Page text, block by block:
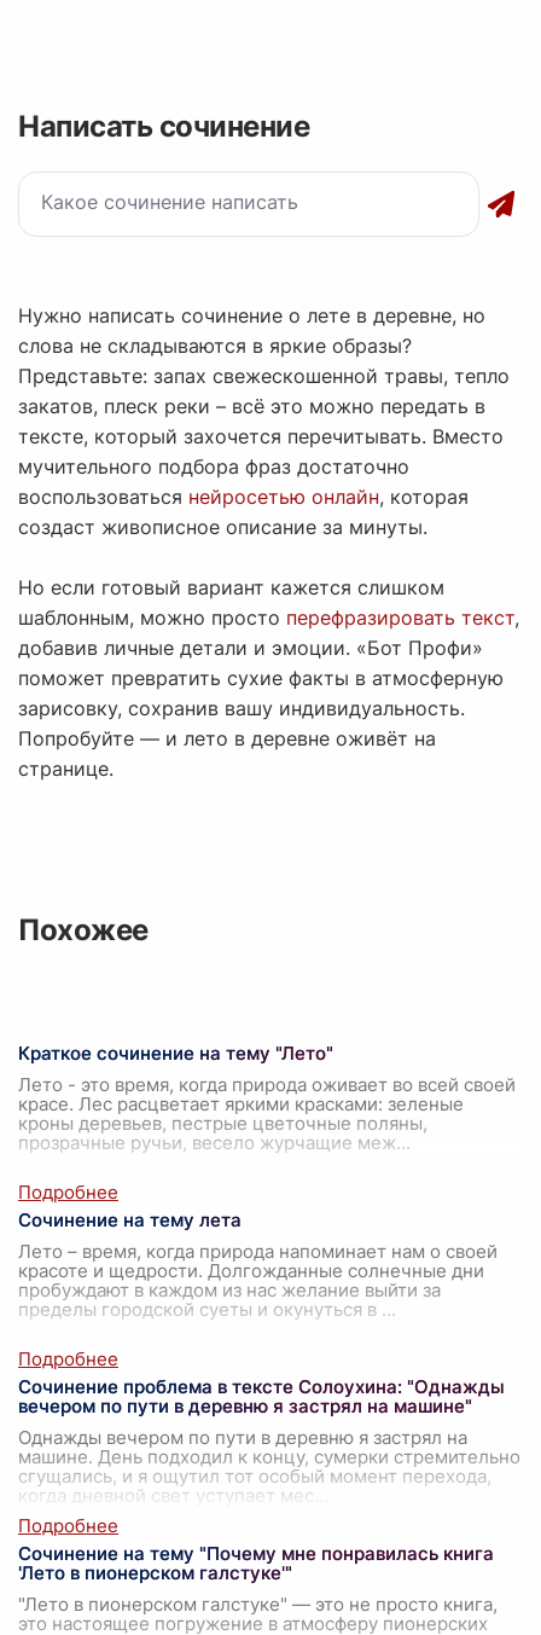
Написать сочинение
Нужно написать сочинение о лете в деревне, но
слова не складываются в яркие образы?
Представьте: запах свежескошенной травы, тепло
закатов, плеск реки – всё это можно передать в
тексте, который захочется перечитывать. Вместо
мучительного подбора фраз достаточно
воспользоваться нейросетью онлайн, которая
создаст живописное описание за минуты.
Но если готовый вариант кажется слишком
шаблонным, можно просто перефразировать текст,
добавив личные детали и эмоции. «Бот Профи»
поможет превратить сухие факты в атмосферную
зарисовку, сохранив вашу индивидуальность.
Попробуйте — и лето в деревне оживёт на
странице.
Похожее
Краткое сочинение на тему "Лето"
Лето - это время, когда природа оживает во всей своей
красе. Лес расцветает яркими красками: зеленые
кроны деревьев, пестрые цветочные поляны,
прозрачные ручьи, весело журчащие меж...
Сочинение на тему лета
Лето – время, когда природа напоминает нам о своей
красоте и щедрости. Долгожданные солнечные дни
пробуждают в каждом из нас желание выйти за
пределы городской суеты и окунуться в ...
Сочинение проблема в тексте Солоухина: "Однажды
вечером по пути в деревню я застрял на машине"
Однажды вечером по пути в деревню я застрял на
машине. День подходил к концу, сумерки стремительно
сгущались, и я ощутил тот особый момент перехода,
когда дневной свет уступает мес
Сочинение на тему "Почему мне понравилась книга
'Лето в пионерском галстуке'"
"Лето в пионерском галстуке" — это не просто книга,
это настоящее погружение в атмосферу пионерских